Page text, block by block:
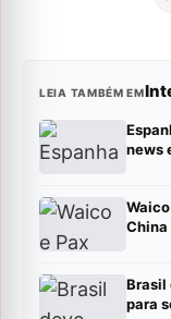
LEIA TAMBÉM EM
news
China
Brasil
para